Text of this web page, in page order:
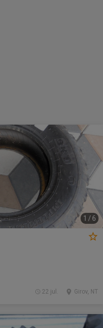
1 / 6
Girov, NT
22 jul.